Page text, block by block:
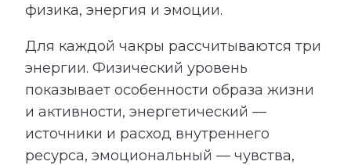
физика, энергия и эмоции.
Для каждой чакры рассчитываются три
энергии. Физический уровень
показывает особенности образа жизни
и активности, энергетический —
источники и расход внутреннего
ресурса, эмоциональный — чувства,